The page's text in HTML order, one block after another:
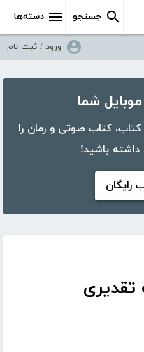
دسته‌ها جستجو
ورود / ثبت نام
با اپلیکیشن کتابراه، بیش از ۵۰،۰۰۰ کتاب، کتاب صوتی و رمان را
داشته باشید!
رایگان
تقدیری